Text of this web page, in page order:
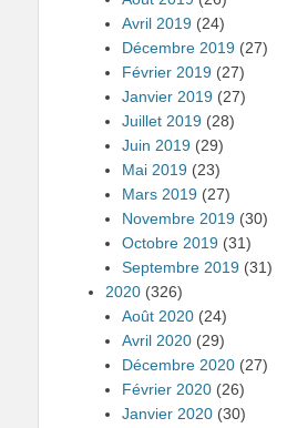
Avril 2019 (24)
Décembre 2019 (27)
Février 2019 (27)
Janvier 2019 (27)
Juillet 2019 (28)
Juin 2019 (29)
Mai 2019 (23)
Mars 2019 (27)
Novembre 2019 (30)
Octobre 2019 (31)
Septembre 2019 (31)
2020 (326)
Août 2020 (24)
Avril 2020 (29)
Décembre 2020 (27)
Février 2020 (26)
Janvier 2020 (30)